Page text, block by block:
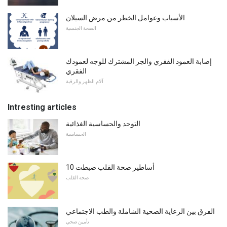
الأسباب وعوامل الخطر من مرض السيلان
الصحة الجنسية
إصابة العمود الفقري والجر المشترك للوجه لعمودك
الفقري
آلام الظهر والرقبة
Intresting articles
التوحد والحساسية الغذائية
الحساسية
10 أساطير صحة القلب ضبطت
صحة القلب
الفرق بين الرعاية الصحية الشاملة والطب الاجتماعي
تأمين صحي